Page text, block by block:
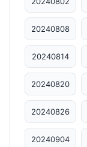
20240808
20240814
20240820
20240826
20240904